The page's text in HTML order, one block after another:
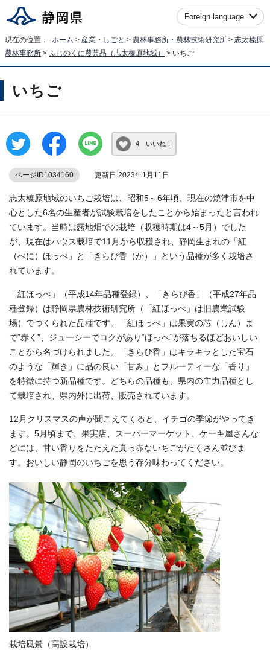
Foreign language
現在の位置： ホーム > 産業・しごと > 農林事務所・農林技術研究所 > 志太榛原
農林事務所 > ふじのくに農芸品（志太榛原地域） > いちご
いちご
4 いいね！
ページID1034160 更新日 2023年1月11日
志太榛原地域のいちご栽培は、昭和5～6年頃、現在の焼津市を中
心とした6名の生産者が試験栽培をしたことから始まったと言われ
ています。当時は露地畑での栽培（収穫時期は4～5月）でした
が、現在はハウス栽培で11月から収穫され、静岡生まれの「紅
（べに）ほっぺ」と「きらぴ香（か）」という品種が多く栽培さ
れています。
「紅ほっぺ」（平成14年品種登録）、「きらぴ香」（平成27年品
種登録）は静岡県農林技術研究所（「紅ほっぺ」は旧農業試験
場）でつくられた品種です。「紅ほっぺ」は果実の芯（しん）ま
で“赤く”、ジューシーでコクがあり“ほっぺ”が落ちるほどおいしい
ことから名づけられました。「きらぴ香」はキラキラとした宝石
のような「輝き」に品の良い「甘み」とフルーティーな「香り」
を特徴に持つ新品種です。どちらの品種も、県内の主力品種とし
て栽培され、県内外に出荷、販売されています。
12月クリスマスの声が聞こえてくると、イチゴの季節がやってき
ます。5月頃まで、果実店、スーパーマーケット、ケーキ屋さんな
どには、甘い香りをたたえた真っ赤ないちごがたくさん並びま
す。おいしい静岡のいちごを思う存分味わってください。
栽培風景（高設栽培）